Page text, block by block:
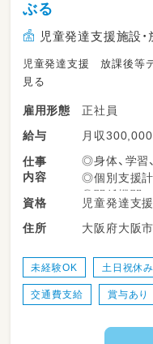
ったりしっ
・定期的な
・産休育休制
皆様のご応
ぶる
児童発達支援施設
児童発達支援 放課後等
見る
雇用形態
正社員
給与
月収
仕事
内容
◎身体、学習
◎個別支援
◎関係機関
└学校や幼稚
などのプロ
資格
児童発達支
住所
大阪府大阪
未経験OK 土日祝休み
交通費支給 賞与あり